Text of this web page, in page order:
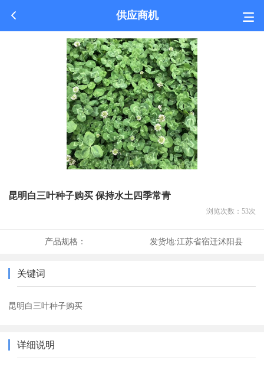
供应商机
昆明白三叶种子购买 保持水土四季常青
浏览次数： 53次
产品规格： 发货地:江苏省宿迁沭阳县
关键词
昆明白三叶种子购买
详细说明